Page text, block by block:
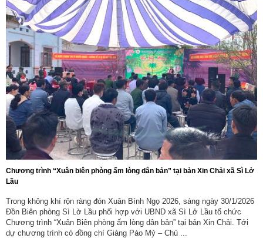
Chương trình “Xuân biên phòng ấm lòng dân bản” tại bản Xin Chải xã Sì Lở
Lầu
Trong không khí rộn ràng đón Xuân Bính Ngọ 2026, sáng ngày 30/1/2026
Đồn Biên phòng Sì Lờ Lầu phối hợp với UBND xã Sì Lở Lầu tổ chức
Chương trình “Xuân Biên phòng ấm lòng dân bản” tại bản Xin Chải. Tới
dự chương trình có đồng chí Giàng Páo Mỷ – Chủ ...